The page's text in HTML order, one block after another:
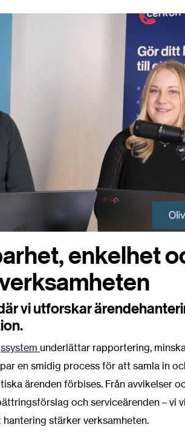
enkelhet
vi utforskar
underlättar rapportering,
en smidig process för att samla in
ärenden förbises. Från avvikelser
och serviceärenden – vi
stärker verksamheten.